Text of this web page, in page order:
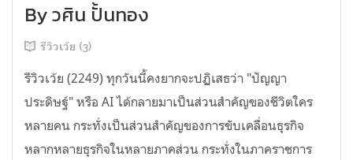
By วศิน ปั้นทอง
รีวิวเว้ย (3)
รีวิวเว้ย (2249) ทุกวันนี้คงยากจะปฏิเสธว่า "ปัญญา
ประดิษฐ์" หรือ AI ได้กลายมาเป็นส่วนสำคัญของชีวิตใคร
หลายคน กระทั่งเป็นส่วนสำคัญของการขับเคลื่อนธุรกิจ
หลากหลายธุรกิจในหลายภาคส่วน กระทั่งในภาคราชการ